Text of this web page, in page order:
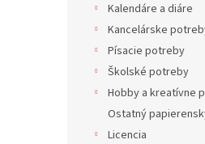
Kalendáre a diáre
Kancelárske
Písacie potreby
Školské potreby
Hobby a kreatívne
Ostatný
Licencia